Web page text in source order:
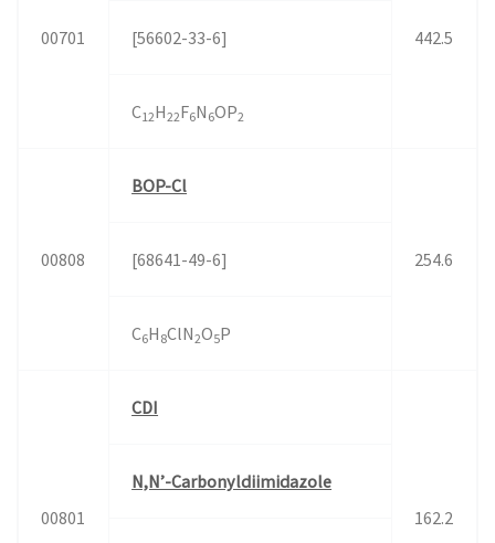
00701 442.5
[56602-33-6]
C12H22F6N 6OP2
00808
BOP-Cl
254.6
[68641-49-6]
C6H 8ClN2O5P
00801
CDI
162.2
N,N’-Carbonyldiimidazole